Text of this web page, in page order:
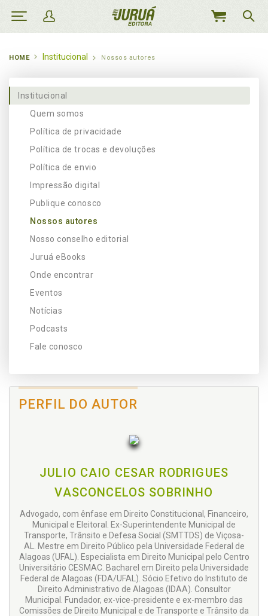
MEU
HOME Institucional Nossos autores
Institucional
Quem somos
Política de privacidade
Política de trocas e devoluções
Política de envio
Impressão digital
Publique conosco
Nossos autores
Nosso conselho editorial
Juruá eBooks
Onde encontrar
Eventos
Notícias
Podcasts
Fale conosco
PERFIL DO AUTOR
JULIO CAIO CESAR RODRIGUES
VASCONCELOS SOBRINHO
Advogado, com ênfase em Direito Constitucional, Financeiro,
Municipal e Eleitoral. Ex-Superintendente Municipal de
Transporte, Trânsito e Defesa Social (SMTTDS) de Viçosa-
AL. Mestre em Direito Público pela Universidade Federal de
Alagoas (UFAL). Especialista em Direito Municipal pelo Centro
Universitário CESMAC. Bacharel em Direito pela Universidade
Federal de Alagoas (FDA/UFAL). Sócio Efetivo do Instituto de
Direito Administrativo de Alagoas (IDAA). Consultor
Municipal. Fundador, ex-vice-presidente e ex-membro das
Comissões de Direito Municipal e de Transporte e Trânsito da